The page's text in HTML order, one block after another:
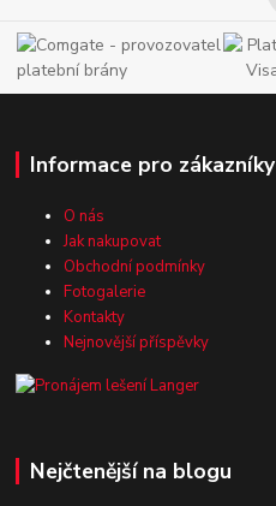
Informace pro zákazníky
O nás
Jak nakupovat
Obchodní podmínky
Fotogalerie
Kontakty
Nejnovější příspěvky
Nejčtenější na blogu